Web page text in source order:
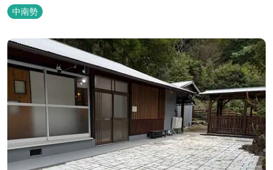
しめる宿。 ベッドルーム以外でも、満点の星空を眺めながらテント
を張って寝ることもできるキャンプスタイルでおもいおもいのひと
時をお過ごしください。 2023年6月よりペット可となりました。
中南勢